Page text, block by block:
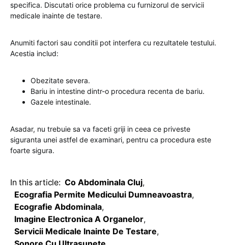
specifica. Discutati orice problema cu furnizorul de servicii
medicale inainte de testare.
Anumiti factori sau conditii pot interfera cu rezultatele testului.
Acestia includ:
Obezitate severa.
Bariu in intestine dintr-o procedura recenta de bariu.
Gazele intestinale.
Asadar, nu trebuie sa va faceti griji in ceea ce priveste
siguranta unei astfel de examinari, pentru ca procedura este
foarte sigura.
In this article: Co Abdominala Cluj,
Ecografia Permite Medicului Dumneavoastra,
Ecografie Abdominala,
Imagine Electronica A Organelor,
Servicii Medicale Inainte De Testare,